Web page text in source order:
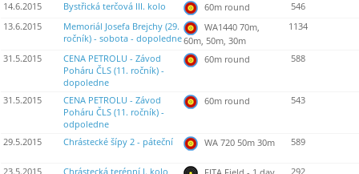
14.6.2015 Bystřická terčová III. kolo 60m round
546
13.6.2015
Memoriál Josefa Brejchy (29.
ročník) - sobota - dopoledne
WA1440 70m,
60m, 50m, 30m
1134
31.5.2015
CENA PETROLU - Závod
Poháru ČLS (11. ročník) -
dopoledne
60m round 588
31.5.2015
CENA PETROLU - Závod
Poháru ČLS (11. ročník) -
odpoledne
60m round 543
29.5.2015 Chrástecké šípy 2 - páteční WA 720 50m 30m 589
23.5.2015 Chrástecká terénní I. kolo 292